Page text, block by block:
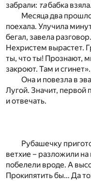
забрали: табабка взяла.
Месяца два
поехала. Улучила
бегал, завела
Нехристем вырастет.
ты, что ты! Прознают,
закроют. Там и сгинет».
Она и повезла в
Лугой. Значит, первой
и отвечать.
Рубашечку
ветхие – разложили
побелели вроде. А
Прокипятить бы… Да